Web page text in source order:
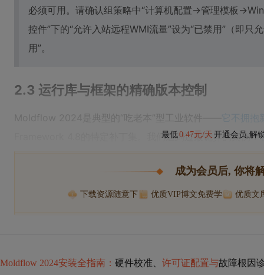
必须可用。请确认组策略中“计算机配置→管理模板
控件”下的“允许入站远程WMI流量”设为“已禁用”（即只
用”。
2.3 运行库与框架的精确版本控制
Moldflow 2024是典型的“吃老本”型工业软件——
它不拥
Framework 4.8的特定补丁集。我们遇到过最诡异的案例：
最低0.47元/天 开通会员,解
成为会员后, 你将
下载资源随意下 优质VIP博文免费学 优质文
Moldflow 2024安装全指南： 硬件校准、 许可证配置与故障根因